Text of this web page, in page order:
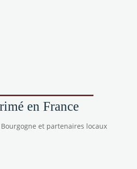
en France
et partenaires locaux